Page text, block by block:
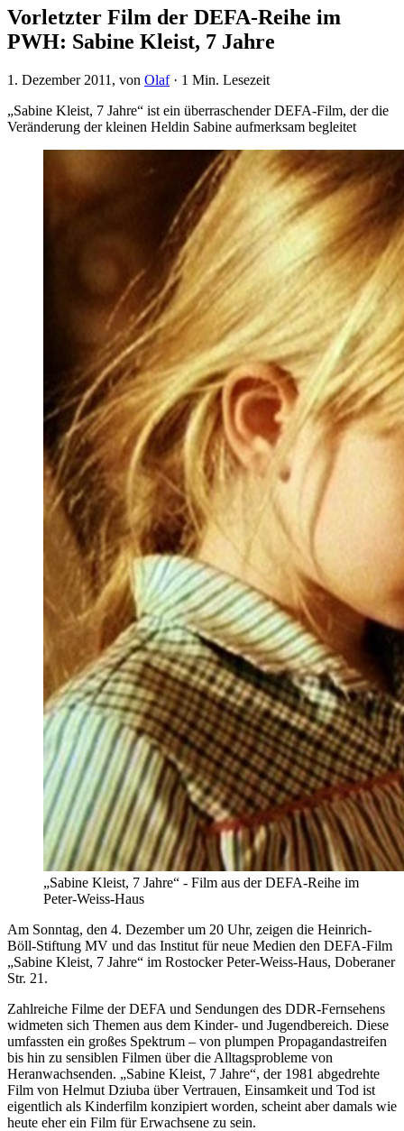
Vorletzter Film der DEFA-Reihe im
PWH: Sabine Kleist, 7 Jahre
1. Dezember 2011 , von Olaf· 1 Min. Lesezeit
„Sabine Kleist, 7 Jahre“ ist ein überraschender DEFA-Film, der die
Veränderung der kleinen Heldin Sabine aufmerksam begleitet
„Sabine Kleist, 7 Jahre“ - Film aus der DEFA-Reihe im
Peter-Weiss-Haus
Am Sonntag, den 4. Dezember um 20 Uhr, zeigen die Heinrich-
Böll-Stiftung MV und das Institut für neue Medien den DEFA-Film
„Sabine Kleist, 7 Jahre“ im Rostocker Peter-Weiss-Haus, Doberaner
Str. 21.
Zahlreiche Filme der DEFA und Sendungen des DDR-Fernsehens
widmeten sich Themen aus dem Kinder- und Jugendbereich. Diese
umfassten ein großes Spektrum – von plumpen Propagandastreifen
bis hin zu sensiblen Filmen über die Alltagsprobleme von
Heranwachsenden. „Sabine Kleist, 7 Jahre“, der 1981 abgedrehte
Film von Helmut Dziuba über Vertrauen, Einsamkeit und Tod ist
eigentlich als Kinderfilm konzipiert worden, scheint aber damals wie
heute eher ein Film für Erwachsene zu sein.